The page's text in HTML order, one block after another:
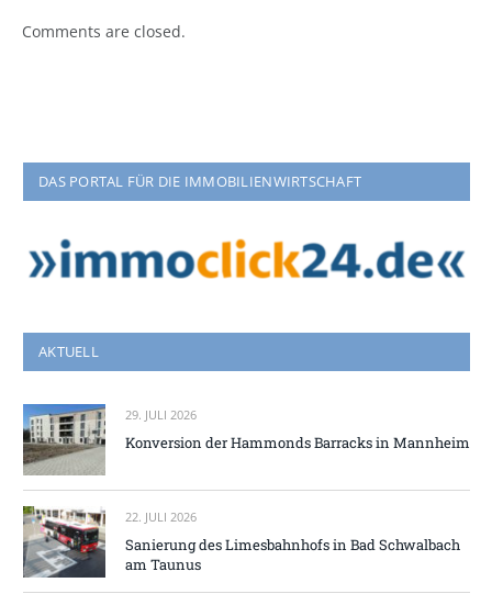
Comments are closed.
DAS PORTAL FÜR DIE IMMOBILIENWIRTSCHAFT
AKTUELL
29. JULI 2026
Konversion der Hammonds Barracks in Mannheim
22. JULI 2026
Sanierung des Limesbahnhofs in Bad Schwalbach
am Taunus